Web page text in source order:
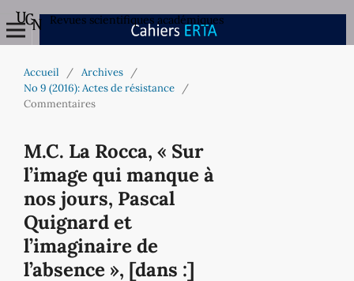
Revues scientifiques académiques
Accueil / Archives
/
No 9 (2016): Actes de résistance
/
Commentaires
M.C. La Rocca, « Sur
l’image qui manque à
nos jours, Pascal
Quignard et
l’imaginaire de
l’absence », [dans :]